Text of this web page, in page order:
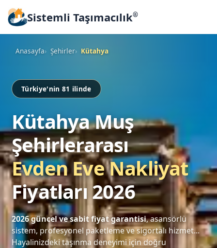
Sistemli Taşımacılık®
Anasayfa Şehirler Kütahya
Türkiye'nin 81 ilinde
Kütahya Muş
Şehirlerarası
Evden Eve Nakliyat
Fiyatları 2026
2026 güncel ve sabit fiyat garantisi, asansörlü
sistem, profesyonel paketleme ve sigortalı hizmet...
Hayalinizdeki taşınma deneyimi için doğru